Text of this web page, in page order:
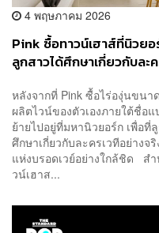
4 พฤษภาคม 2026
Pink ซื้อทาวน์เฮาส์ที่นิวยอ
ลูกสาวได้ศึกษาเกี่ยวกับละ
หลังจากที่ Pink ซื้อไร่องุ่นขนา
ผลิตไวน์ของตัวเองภายใต้ชื่อ
ย้ายไปอยู่ที่มหานิวยอร์ก เพื่อที่
ศึกษาเกี่ยวกับละครเวทีอย่าง
แห่งบรอดเวย์อย่างใกล้ชิด ส
วน์เฮาส...